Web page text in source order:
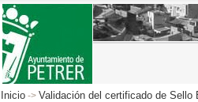
Inicio ->Validación del certificado de Sello